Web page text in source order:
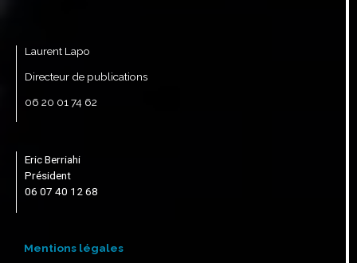
Laurent Lapo
Directeur de publications
06 20 01 74 62
Eric Berriahi
Président
06 07 40 12 68
Mentions légales